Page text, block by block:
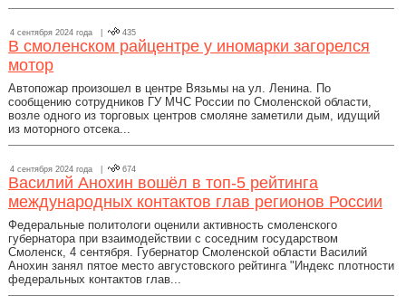
4 сентября 2024 года | 435
В смоленском райцентре у иномарки загорелся
мотор
Автопожар произошел в центре Вязьмы на ул. Ленина. По
сообщению сотрудников ГУ МЧС России по Смоленской области,
возле одного из торговых центров смоляне заметили дым, идущий
из моторного отсека...
4 сентября 2024 года | 674
Василий Анохин вошёл в топ-5 рейтинга
международных контактов глав регионов России
Федеральные политологи оценили активность смоленского
губернатора при взаимодействии с соседним государством
Смоленск, 4 сентября. Губернатор Смоленской области Василий
Анохин занял пятое место августовского рейтинга "Индекс плотности
федеральных контактов глав...